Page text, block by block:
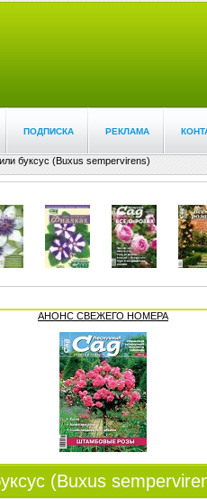
ПОДПИСКА РЕКЛАМА
буксус (Buxus sempervirens)
АНОНС СВЕЖЕГО НОМЕРА
(Buxus